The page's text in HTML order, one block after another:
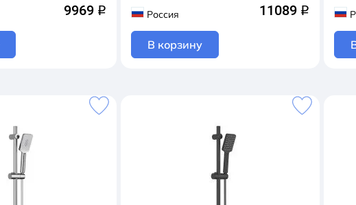
9969 q Россия 11089 q
В корзину